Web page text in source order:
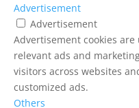
Advertisement
Advertisement
Advertisement cookies
relevant ads and
visitors across websites
customized ads.
Others